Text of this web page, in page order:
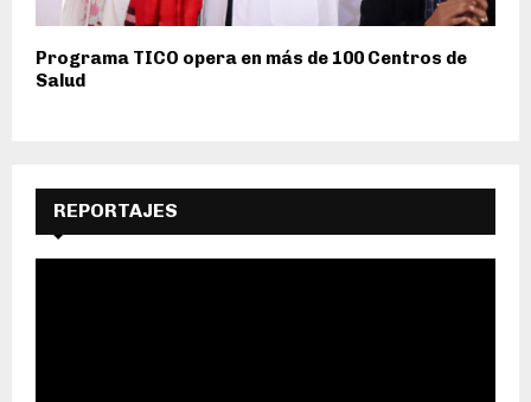
Programa TICO opera en más de 100 Centros de
Salud
REPORTAJES